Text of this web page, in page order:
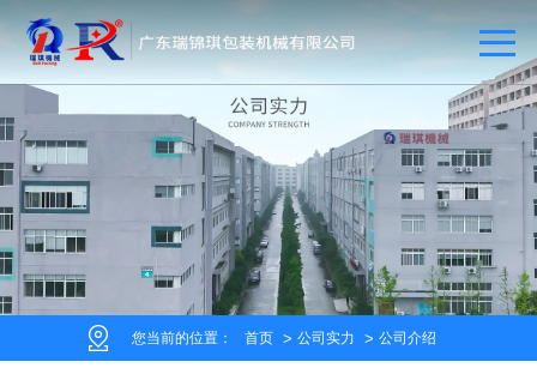
您当前的位置： 首页 公司实力 公司介绍